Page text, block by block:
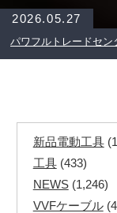
2026.05.27
パワフルトレードセン
新品電動工具
工具(433)
NEWS(1,246)
VVFケーブル